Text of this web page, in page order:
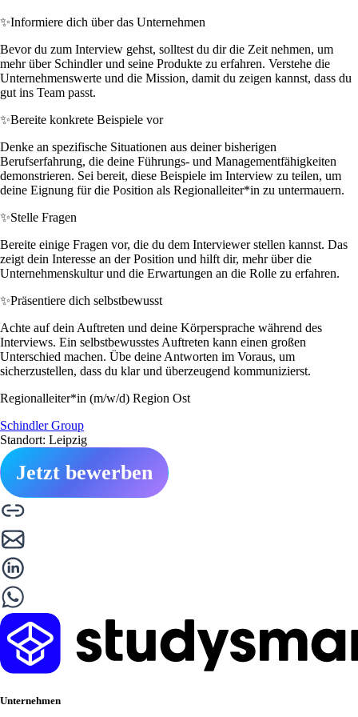
✨Informiere dich über das Unternehmen
Bevor du zum Interview gehst, solltest du dir die Zeit nehmen, um
mehr über Schindler und seine Produkte zu erfahren. Verstehe die
Unternehmenswerte und die Mission, damit du zeigen kannst, dass du
gut ins Team passt.
✨Bereite konkrete Beispiele vor
Denke an spezifische Situationen aus deiner bisherigen
Berufserfahrung, die deine Führungs- und Managementfähigkeiten
demonstrieren. Sei bereit, diese Beispiele im Interview zu teilen, um
deine Eignung für die Position als Regionalleiter*in zu untermauern.
✨Stelle Fragen
Bereite einige Fragen vor, die du dem Interviewer stellen kannst. Das
zeigt dein Interesse an der Position und hilft dir, mehr über die
Unternehmenskultur und die Erwartungen an die Rolle zu erfahren.
✨Präsentiere dich selbstbewusst
Achte auf dein Auftreten und deine Körpersprache während des
Interviews. Ein selbstbewusstes Auftreten kann einen großen
Unterschied machen. Übe deine Antworten im Voraus, um
sicherzustellen, dass du klar und überzeugend kommunizierst.
Regionalleiter*in (m/w/d) Region Ost
Schindler Group
Standort: Leipzig
Jetzt bewerben
Unternehmen